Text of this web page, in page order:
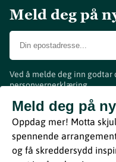
Meld deg på
Ved å melde deg inn
personvernerklæring.
Meld deg på
Oppdag mer! Motta
spennende
og få skreddersydd
Turistinformasjon
Vestfold
ByBreakfast